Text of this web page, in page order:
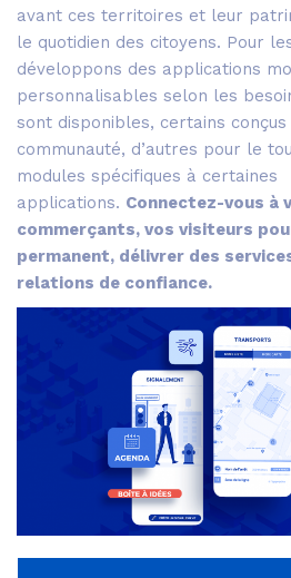
avant ces territoires et leur
le quotidien des citoyens. Pour
développons des applications
personnalisables selon les
sont disponibles, certains
communauté, d’autres pour le
modules spécifiques à certaines
applications. Connectez-vous à
commerçants, vos visiteurs
permanent, délivrer des
relations de confiance.